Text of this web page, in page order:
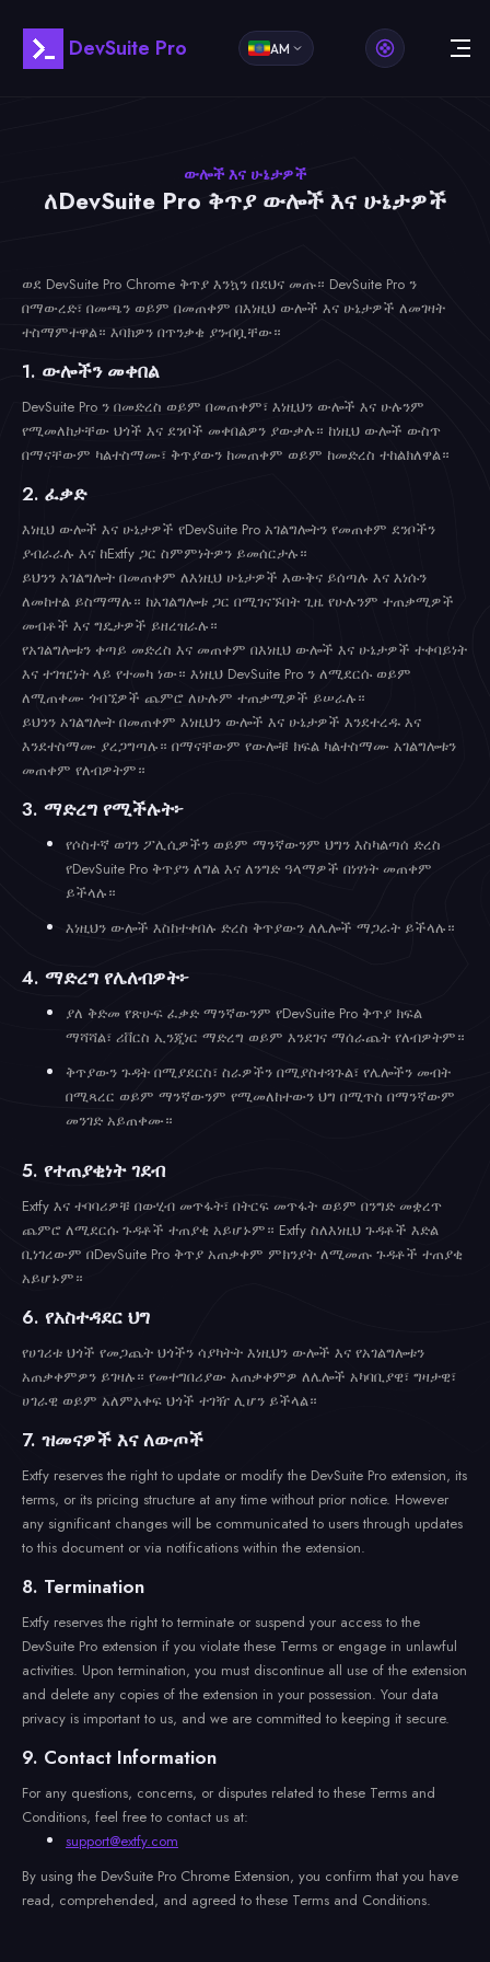
DevSuite Pro AM
ውሎች እና ሁኔታዎች
ለDevSuite Pro ቅጥያ ውሎች እና ሁኔታዎች
ወደ DevSuite Pro Chrome ቅጥያ እንኳን በደህና መጡ። DevSuite Pro ን
በማውረድ፣ በመጫን ወይም በመጠቀም በእነዚህ ውሎች እና ሁኔታዎች ለመገዛት
ተስማምተዋል። እባክዎን በጥንቃቄ ያንብቧቸው።
1. ውሎችን መቀበል
DevSuite Pro ን በመድረስ ወይም በመጠቀም፣ እነዚህን ውሎች እና ሁሉንም
የሚመለከታቸው ህጎች እና ደንቦች መቀበልዎን ያውቃሉ። ከነዚህ ውሎች ውስጥ
በማናቸውም ካልተስማሙ፣ ቅጥያውን ከመጠቀም ወይም ከመድረስ ተከልክለዋል።
2. ፈቃድ
እነዚህ ውሎች እና ሁኔታዎች የDevSuite Pro አገልግሎትን የመጠቀም ደንቦችን
ያብራራሉ እና ከExtfy ጋር ስምምነትዎን ይመሰርታሉ።
ይህንን አገልግሎት በመጠቀም ለእነዚህ ሁኔታዎች እውቅና ይሰጣሉ እና እነሱን
ለመከተል ይስማማሉ። ከአገልግሎቱ ጋር በሚገናኙበት ጊዜ የሁሉንም ተጠቃሚዎች
መብቶች እና ግዴታዎች ይዘረዝራሉ።
የአገልግሎቱን ቀጣይ መድረስ እና መጠቀም በእነዚህ ውሎች እና ሁኔታዎች ተቀባይነት
እና ተገዢነት ላይ የተመካ ነው። እነዚህ DevSuite Pro ን ለሚደርሱ ወይም
ለሚጠቀሙ ጎብኚዎች ጨምሮ ለሁሉም ተጠቃሚዎች ይሠራሉ።
ይህንን አገልግሎት በመጠቀም እነዚህን ውሎች እና ሁኔታዎች እንደተረዱ እና
እንደተስማሙ ያረጋግጣሉ። በማናቸውም የውሎቹ ክፍል ካልተስማሙ አገልግሎቱን
መጠቀም የለብዎትም።
3. ማድረግ የሚችሉት፦
የሶስተኛ ወገን ፖሊሲዎችን ወይም ማንኛውንም ህግን እስካልጣሰ ድረስ
የDevSuite Pro ቅጥያን ለግል እና ለንግድ ዓላማዎች በነፃነት መጠቀም
ይችላሉ።
እነዚህን ውሎች እስከተቀበሉ ድረስ ቅጥያውን ለሌሎች ማጋራት ይችላሉ።
4. ማድረግ የሌለብዎት፦
ያለ ቅድመ የጽሁፍ ፈቃድ ማንኛውንም የDevSuite Pro ቅጥያ ክፍል
ማሻሻል፣ ሪቨርስ ኢንጂነር ማድረግ ወይም እንደገና ማሰራጨት የለብዎትም።
ቅጥያውን ጉዳት በሚያደርስ፣ ስራዎችን በሚያስተጓጉል፣ የሌሎችን መብት
በሚጻረር ወይም ማንኛውንም የሚመለከተውን ህግ በሚጥስ በማንኛውም
መንገድ አይጠቀሙ።
5. የተጠያቂነት ገደብ
Extfy እና ተባባሪዎቹ በውሂብ መጥፋት፣ በትርፍ መጥፋት ወይም በንግድ መቋረጥ
ጨምሮ ለሚደርሱ ጉዳቶች ተጠያቂ አይሆኑም። Extfy ስለእነዚህ ጉዳቶች እድል
ቢነገረውም በDevSuite Pro ቅጥያ አጠቃቀም ምክንያት ለሚመጡ ጉዳቶች ተጠያቂ
አይሆኑም።
6. የአስተዳደር ህግ
የሀገሪቱ ህጎች የመጋጨት ህጎችን ሳያካትት እነዚህን ውሎች እና የአገልግሎቱን
አጠቃቀምዎን ይገዛሉ። የመተግበሪያው አጠቃቀምዎ ለሌሎች አካባቢያዊ፣ ግዛታዊ፣
ሀገራዊ ወይም አለምአቀፍ ህጎች ተገዥ ሊሆን ይችላል።
7. ዝመናዎች እና ለውጦች
Extfy reserves the right to update or modify the DevSuite Pro extension, its
terms, or its pricing structure at any time without prior notice. However
any significant changes will be communicated to users through updates
to this document or via notifications within the extension.
8. Termination
Extfy reserves the right to terminate or suspend your access to the
DevSuite Pro extension if you violate these Terms or engage in unlawful
activities. Upon termination, you must discontinue all use of the extension
and delete any copies of the extension in your possession. Your data
privacy is important to us, and we are committed to keeping it secure.
9. Contact Information
For any questions, concerns, or disputes related to these Terms and
Conditions, feel free to contact us at:
support@extfy.com
By using the DevSuite Pro Chrome Extension, you confirm that you have
read, comprehended, and agreed to these Terms and Conditions.